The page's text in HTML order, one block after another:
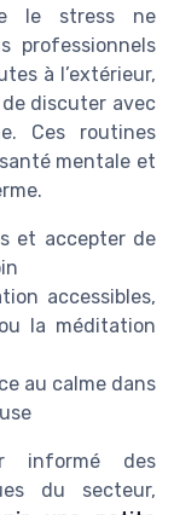
le stress ne
professionnels
à l’extérieur,
discuter avec
Ces routines
mentale et
et accepter de
accessibles,
la méditation
au calme dans
des
du secteur,